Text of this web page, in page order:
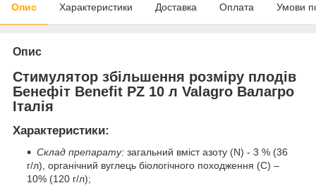
Опис Характеристики Доставка Оплата Умови
Опис
Стимулятор збільшення розміру плодів
Бенефіт Benefit PZ 10 л Valagro Валагро
Італія
Характеристики:
Склад препарату: загальний вміст азоту (N) - 3 % (36
г/л), органічний вуглець біологічного походження (С) –
10% (120 г/л);